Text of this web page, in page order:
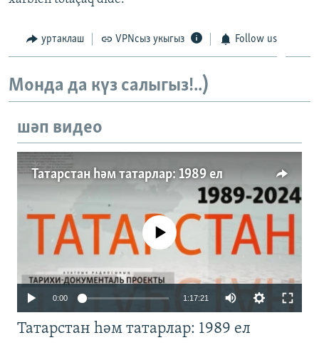
БАШКА ТЕЛЛӘРДӘ
уртаклаш VPNсыз укыгыз Follow us
Монда да күз салыгыз!..)
шәп видео
Татарстан һәм татарлар: 1989 ел
No media source currently available
0:00 1:17:21
Татарстан һәм татарлар: 1989 ел